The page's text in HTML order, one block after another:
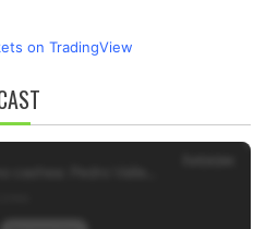
on TradingView